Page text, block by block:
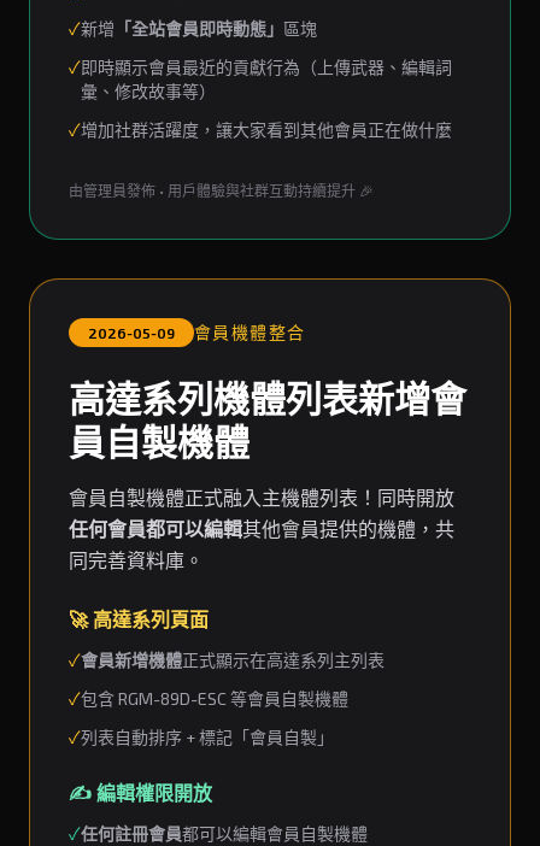
✓新增 「全站會員即時動態」 區塊
✓即時顯示會員最近的貢獻行為（上傳武器、編輯詞
彙、修改故事等）
✓增加社群活躍度，讓大家看到其他會員正在做什麼
由管理員發佈 • 用戶體驗與社群互動持續提升 🎉
2026-05-09 會員機體整合
高達系列機體列表新增會
員自製機體
會員自製機體正式融入主機體列表！同時開放
任何會員都可以編輯其他會員提供的機體，共
同完善資料庫。
🚀 高達系列頁面
✓會員新增機體正式顯示在高達系列主列表
✓包含 RGM-89D-ESC 等會員自製機體
✓列表自動排序 + 標記「會員自製」
✍️ 編輯權限開放
✓任何註冊會員都可以編輯會員自製機體